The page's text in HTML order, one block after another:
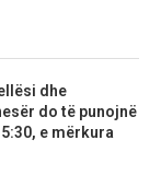
dhe
do të punojnë
e mërkura